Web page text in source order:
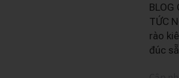
BLOG
TỨC
rào
đúc
Rào
B40
Bao